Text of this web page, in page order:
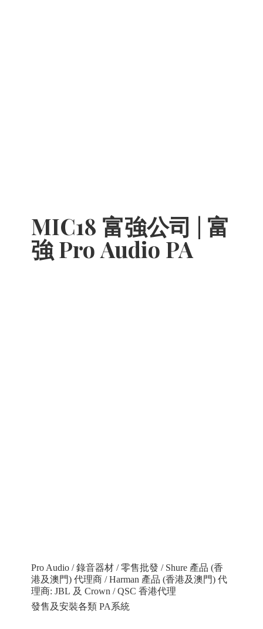
MIC18 富強公司 | 富
強 Pro Audio PA
Pro Audio / 錄音器材 / 零售批發 / Shure 產品 (香
港及澳門) 代理商 / Harman 產品 (香港及澳門) 代
理商: JBL 及 Crown / QSC 香港代理
發售及安裝各類 PA系統